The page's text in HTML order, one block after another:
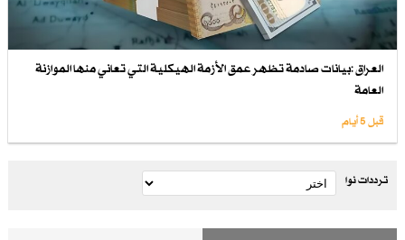
العراق :بيانات صادمة تظهر عمق الأزمة الهيكلية التي تعاني منها الموازنة
العامة
قبل 5 أيام
ترددات نوا